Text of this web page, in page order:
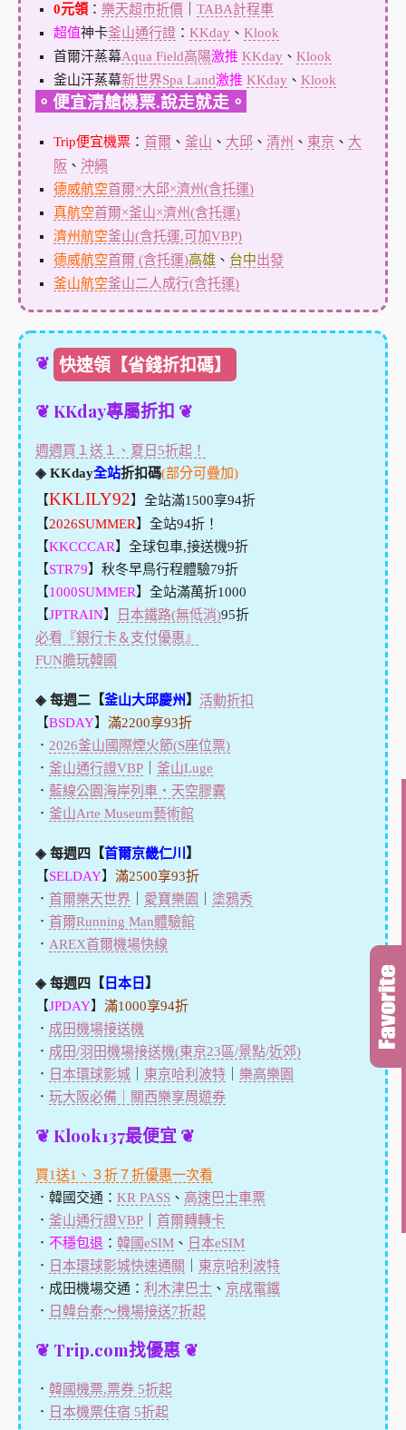
0元領： 樂天超市折價
TABA計程車
超值神卡釜山通行證： KKday 、 Klook
首爾汗蒸幕Aqua Field高陽激推 KKday 、 Klook
釜山汗蒸幕新世界Spa Land激推 KKday 、 Klook
。便宜清艙機票.說走就走。
Trip便宜機票： 首爾 、 釜山 、 大邱 、 清州 、 東京 、 大
阪 、 沖繩
德威航空首爾×大邱×濟州(含托運)
真航空首爾×釜山×濟州(含托運)
濟州航空釜山(含托運,可加VBP)
德威航空首爾 (含托運)高雄 、 台中出發
釜山航空釜山二人成行(含托運)
❦ 快速領【省錢折扣碼】
❦ KKday專屬折扣 ❦
週週買１送１、夏日5折起！
◈ KKday全站折扣碼(部分可疊加)
【KKLILY92】全站滿1500享94折
【2026SUMMER】全站94折！
【KKCCCAR】全球包車,接送機9折
【STR79】秋冬早鳥行程體驗79折
【1000SUMMER】全站滿萬折1000
【JPTRAIN】 日本鐵路(無低消)95折
必看『銀行卡＆支付優惠』
FUN膽玩韓國
◈ 每週二【釜山大邱慶州 】 活動折扣
【BSDAY】 滿2200享93折
． 2026釜山國際煙火節(S座位票)
． 釜山通行證VBP｜ 釜山Luge
． 藍線公園海岸列車・天空膠囊
． 釜山Arte Museum藝術館
◈ 每週四【首爾京畿仁川
】
【SELDAY】 滿2500享93折
． 首爾樂天世界 愛寶樂園
塗鴉秀
． 首爾Running Man體驗館
． AREX首爾機場快線
◈ 每週四【日本日 】
【JPDAY】 滿1000享94折
． 成田機場接送機
． 成田/羽田機場接送機(東京23區/景點/近郊)
． 日本環球影城｜ 東京哈利波特｜ 樂高樂園
． 玩大阪必備｜關西樂享周遊券
❦ Klook137最便宜 ❦
買1送1、３折７折優惠一次看
．韓國交通： KR PASS、 高速巴士車票
． 釜山通行證VBP｜ 首爾轉轉卡
． 不穩包退 ： 韓國eSIM、 日本eSIM
． 日本環球影城快速通關
東京哈利波特
．成田機場交通： 利木津巴士、 京成電鐵
． 日韓台泰～機場接送7折起
❦ Trip.com找優惠 ❦
． 韓國機票,票券 5折起
． 日本機票住宿 5折起